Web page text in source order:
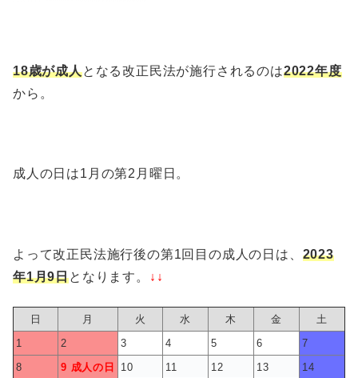
18歳が成人となる改正民法が施行されるのは2022年度
から。
成人の日は1月の第2月曜日。
よって改正民法施行後の第1回目の成人の日は、 2023
年1月9日となります。 ↓↓
日 月 火 水 木 金
土
1
2 3 4 5 6
7
8
9 成人の日 10 11 12 13
14